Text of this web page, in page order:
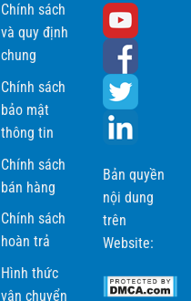
Chính sách
và quy định
chung
Chính sách
bảo mật
thông tin
Chính sách
bán hàng
Chính sách
hoàn trả
Hình thức
vận chuyển
Bản quyền
nội dung
trên
Website: